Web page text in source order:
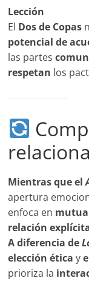
Lección
El Dos de Copas
potencial de
las partes
respetan los
Mientras que el
apertura
enfoca en
relación
A diferencia de
elección ética y
prioriza la